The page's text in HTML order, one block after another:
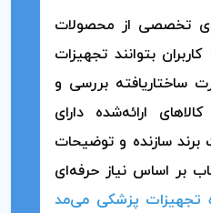
تخصصی از محصولات
بتوانند تجهیزات
ساختاریافته بررسی و
ارائه‌شده دارای
سازنده و توضیحات
بر اساس نیاز حرفه‌ای
تجهیزات پزشکی می‌مد